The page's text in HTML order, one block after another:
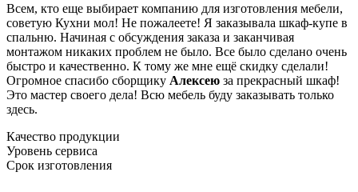
Всем, кто еще выбирает компанию для изготовления мебели,
советую Кухни мол! Не пожалеете! Я заказывала шкаф-купе в
спальню. Начиная с обсуждения заказа и заканчивая
монтажом никаких проблем не было. Все было сделано очень
быстро и качественно. К тому же мне ещё скидку сделали!
Огромное спасибо сборщику Алексею за прекрасный шкаф!
Это мастер своего дела! Всю мебель буду заказывать только
здесь.
Качество продукции
Уровень сервиса
Срок изготовления